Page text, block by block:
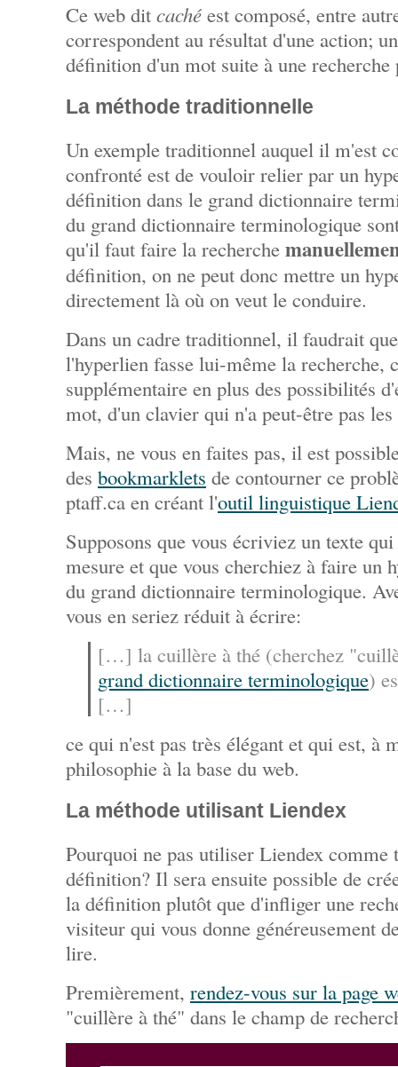
Ce web dit caché est composé, entre
correspondent au résultat d'une action;
définition d'un mot suite à une recherche
La méthode traditionnelle
Un exemple traditionnel auquel il m'est
confronté est de vouloir relier par un
définition dans le grand dictionnaire
du grand dictionnaire terminologique
qu'il faut faire la recherche
définition, on ne peut donc mettre un
directement là où on veut le conduire.
Dans un cadre traditionnel, il faudrait
l'hyperlien fasse lui-même la recherche,
supplémentaire en plus des possibilités
mot, d'un clavier qui n'a peut-être pas les
Mais, ne vous en faites pas, il est
des bookmarklets de contourner ce
ptaff.ca en créant l'outil linguistique
Supposons que vous écriviez un texte
mesure et que vous cherchiez à faire un
du grand dictionnaire terminologique.
vous en seriez réduit à écrire:
[…] la cuillère à thé (cherchez
grand dictionnaire terminologique)
[…]
ce qui n'est pas très élégant et qui est, à
philosophie à la base du web.
La méthode utilisant Liendex
Pourquoi ne pas utiliser Liendex comme
définition? Il sera ensuite possible de
la définition plutôt que d'infliger une
visiteur qui vous donne généreusement
lire.
Premièrement, rendez-vous sur la page
"cuillère à thé" dans le champ de